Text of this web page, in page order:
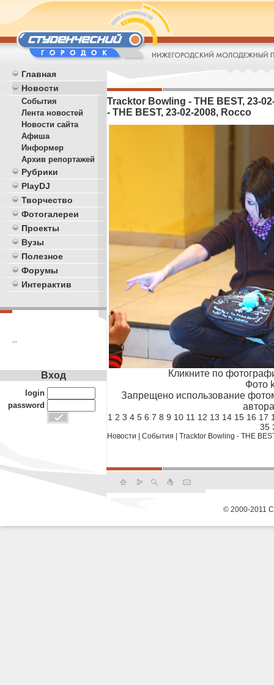
Главная
Новости
События
Лента новостей
Новости сайта
Афиша
Информер
Архив репортажей
Рубрики
PlayDJ
Творчество
Фотогалереи
Проекты
Вузы
Полезное
Форумы
Интерактив
**
Tracktor Bowling - THE BEST, 23-
- THE BEST, 23-02-2008, Rocco
Кликните по
Фото
Запрещено использование
1 2 3 4 5 6 7 8 9 10 11 12 13 14 15 16 17
35
Новости События Tracktor Bowling - THE
Вход
login
password
© 2000-2011